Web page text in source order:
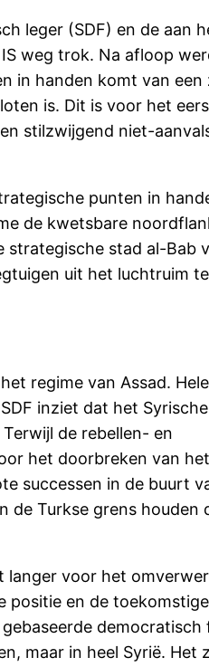
leger (SDF) en de aan
weg trok. Na afloop
in handen komt van een
is. Dit is voor het
stilzwijgend niet-
punten in
de kwetsbare
strategische stad al-Bab
uit het luchtruim
regime van Assad.
inziet dat het
de rebellen- en
het doorbreken van
successen in de buurt
de Turkse grens houden
langer voor het
positie en de toekomstige
democratisch
maar in heel Syrië. Het